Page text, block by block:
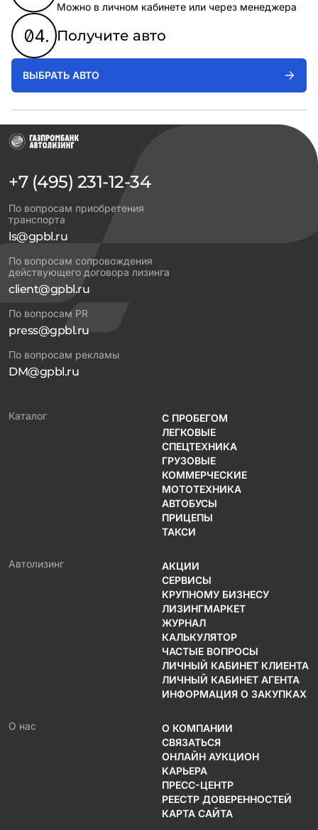
Можно в личном кабинете или через менеджера
Получите авто
ВЫБРАТЬ АВТО
+7 (495) 231-12-34
По вопросам приобретения
транспорта
ls@gpbl.ru
По вопросам сопровождения
действующего договора лизинга
client@gpbl.ru
По вопросам PR
press@gpbl.ru
По вопросам рекламы
DM@gpbl.ru
Каталог
С ПРОБЕГОМ
ЛЕГКОВЫЕ
СПЕЦТЕХНИКА
ГРУЗОВЫЕ
КОММЕРЧЕСКИЕ
МОТОТЕХНИКА
АВТОБУСЫ
ПРИЦЕПЫ
ТАКСИ
Автолизинг
АКЦИИ
СЕРВИСЫ
КРУПНОМУ БИЗНЕСУ
ЛИЗИНГМАРКЕТ
ЖУРНАЛ
КАЛЬКУЛЯТОР
ЧАСТЫЕ ВОПРОСЫ
ЛИЧНЫЙ КАБИНЕТ КЛИЕНТА
ЛИЧНЫЙ КАБИНЕТ АГЕНТА
ИНФОРМАЦИЯ О ЗАКУПКАХ
О нас
О КОМПАНИИ
СВЯЗАТЬСЯ
ОНЛАЙН АУКЦИОН
КАРЬЕРА
ПРЕСС-ЦЕНТР
РЕЕСТР ДОВЕРЕННОСТЕЙ
КАРТА САЙТА